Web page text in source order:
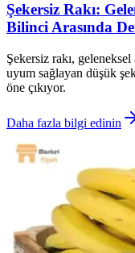
Şekersiz Rakı:
Bilinci Arasında
Şekersiz rakı,
uyum sağlayan düşük
öne çıkıyor.
Daha fazla bilgi edinin